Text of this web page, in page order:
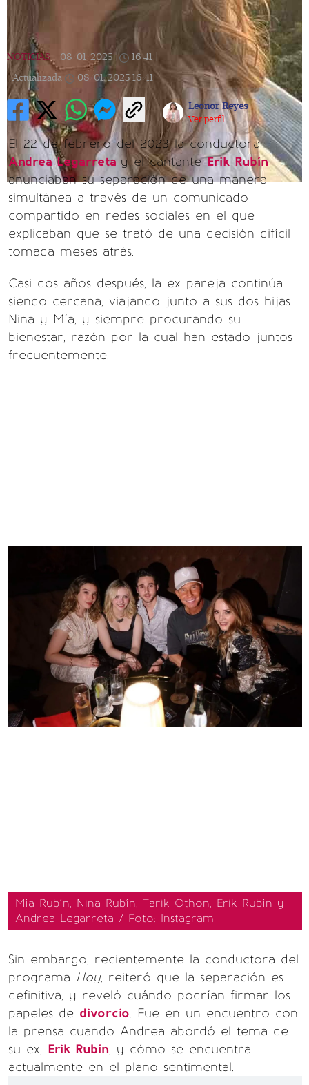
NOTICIAS 08/01/2025 | 16:41
Actualizada
08/01/2025 16:41
Leonor Reyes
Ver perfil
El 22 de febrero del 2023 la conductora
Andrea Legarretay el cantanteErik Rubín
anunciaban su separación de una manera
simultánea a través de un comunicado
compartido en redes sociales en el que
explicaban que se trató de una decisión difícil
tomada meses atrás.
Casi dos años después, la ex pareja continúa
siendo cercana, viajando junto a sus dos hijas
Nina y Mía, y siempre procurando su
bienestar, razón por la cual han estado juntos
frecuentemente.
Mía Rubín, Nina Rubín, Tarik Othon, Erik Rubín y
Andrea Legarreta / Foto: Instagram
Sin embargo, recientemente la conductora del
programa Hoy, reiteró que la separación es
definitiva, y reveló cuándo podrían firmar los
papeles de divorcio. Fue en un encuentro con
la prensa cuando Andrea abordó el tema de
su ex, Erik Rubín, y cómo se encuentra
actualmente en el plano sentimental.